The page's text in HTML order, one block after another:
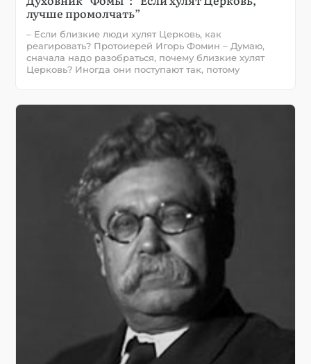
лучше промолчать”
– Если близкие люди хулят Церковь, как
реагировать? Протоиерей Игорь Фомин – Думаю,
сначала надо разобраться, почему близкие хулят
Церковь? Иногда они поступают так, потому